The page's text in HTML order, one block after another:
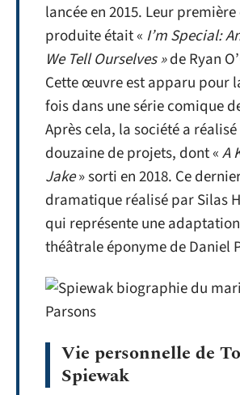
lancée en 2015. Leur
produite était « I’m Special:
We Tell Ourselves »de Ryan
Cette œuvre est apparu pour
fois dans une série comique
Après cela, la société a
douzaine de projets, dont «A
Jake» sorti en 2018. Ce
dramatique réalisé par Silas
qui représente une
théâtrale éponyme de Daniel
Vie personnelle de
Spiewak